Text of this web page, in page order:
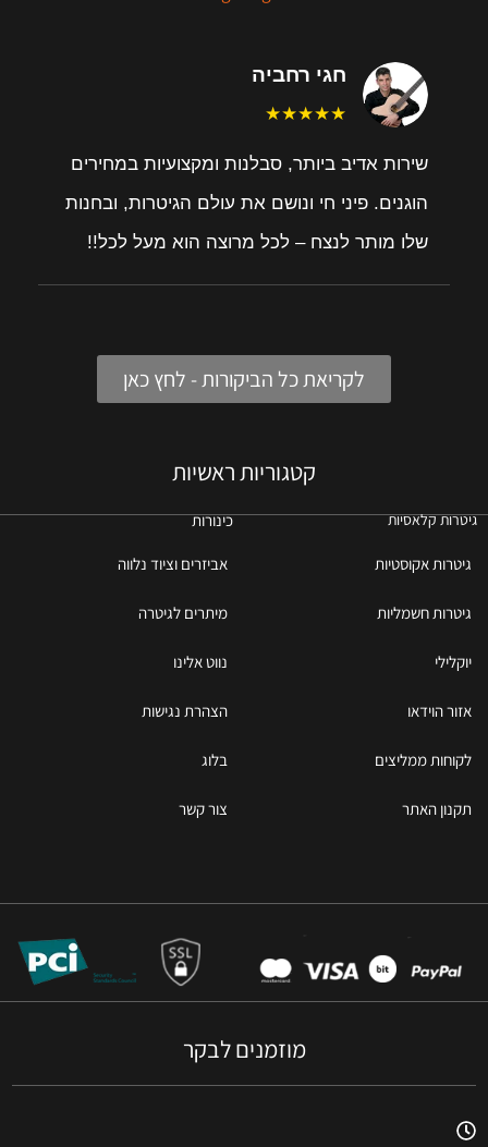
חגי רחביה
★★★★★
שירות אדיב ביותר, סבלנות ומקצועיות במחירים
הוגנים. פיני חי ונושם את עולם הגיטרות, ובחנות
שלו מותר לנצח – לכל מרוצה הוא מעל לכל!!
לקריאת כל הביקורות - לחץ כאן
קטגוריות ראשיות
גיטרות קלאסיות כינורות
גיטרות אקוסטיות אביזרים וציוד נלווה
גיטרות חשמליות מיתרים לגיטרה
יוקלילי נווט אלינו
אזור הוידאו הצהרת נגישות
לקוחות ממליצים בלוג
תקנון האתר צור קשר
מוזמנים לבקר